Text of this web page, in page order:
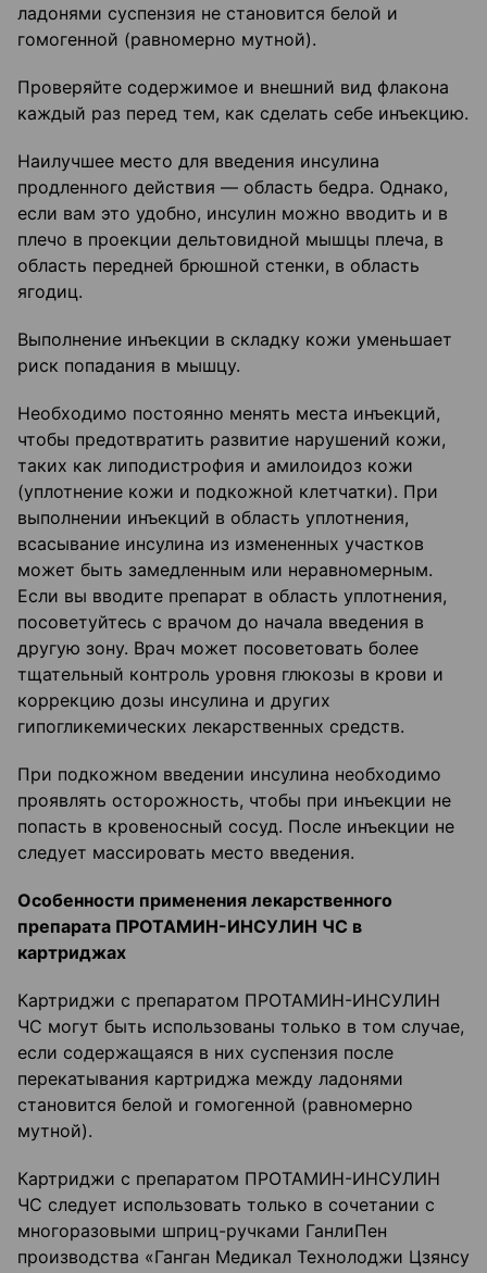
ладонями суспензия не становится белой и
гомогенной (равномерно мутной).
Проверяйте содержимое и внешний вид флакона
каждый раз перед тем, как сделать себе инъекцию.
Наилучшее место для введения инсулина
продленного действия — область бедра. Однако,
если вам это удобно, инсулин можно вводить и в
плечо в проекции дельтовидной мышцы плеча, в
область передней брюшной стенки, в область
ягодиц.
Выполнение инъекции в складку кожи уменьшает
риск попадания в мышцу.
Необходимо постоянно менять места инъекций,
чтобы предотвратить развитие нарушений кожи,
таких как липодистрофия и амилоидоз кожи
(уплотнение кожи и подкожной клетчатки). При
выполнении инъекций в область уплотнения,
всасывание инсулина из измененных участков
может быть замедленным или неравномерным.
Если вы вводите препарат в область уплотнения,
посоветуйтесь с врачом до начала введения в
другую зону. Врач может посоветовать более
тщательный контроль уровня глюкозы в крови и
коррекцию дозы инсулина и других
гипогликемических лекарственных средств.
При подкожном введении инсулина необходимо
проявлять осторожность, чтобы при инъекции не
попасть в кровеносный сосуд. После инъекции не
следует массировать место введения.
Особенности применения лекарственного
препарата ПРОТАМИН-ИНСУЛИН ЧС в
картриджах
Картриджи с препаратом ПРОТАМИН-ИНСУЛИН
ЧС могут быть использованы только в том случае,
если содержащаяся в них суспензия после
перекатывания картриджа между ладонями
становится белой и гомогенной (равномерно
мутной).
Картриджи с препаратом ПРОТАМИН-ИНСУЛИН
ЧС следует использовать только в сочетании с
многоразовыми шприц-ручками ГанлиПен
производства «Ганган Медикал Технолоджи Цзянсу